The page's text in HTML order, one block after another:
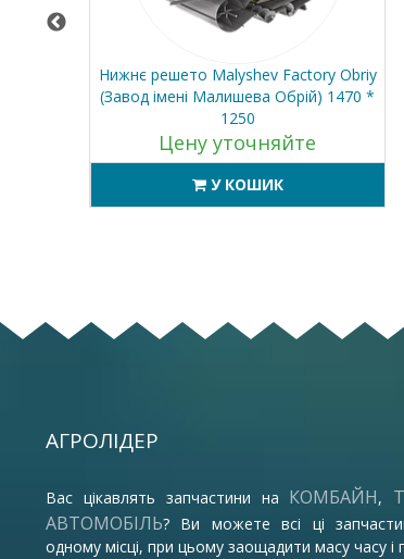
Нижнє решето Malyshev Factory Obriy
(Завод імені Малишева Обрій) 1470 *
1250
Цену уточняйте
У КОШИК
АГРОЛІДЕР
Вас цікавлять запчастини на КОМБАЙН,
АВТОМОБІЛЬ? Ви можете всі ці
одному місці, при цьому заощадити масу часу і